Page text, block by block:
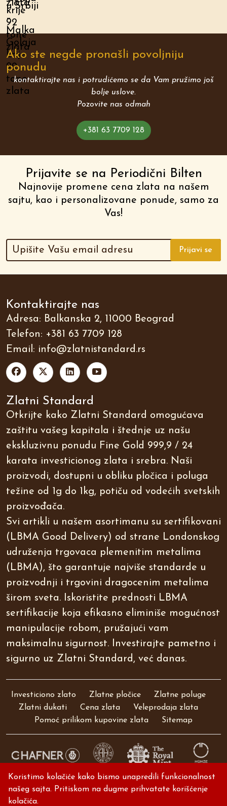
Ako ste negde pronašli povoljniju
ponudu
kontaktirajte nas i potrudićemo se da Vam pružimo još
bolje uslove.
Pozovite nas odmah
+381 63 7709 128
Prijavite se na Periodični Bilten
Najnovije promene cena zlata na našem
sajtu, kao i personalizovane ponude, samo za
Vas!
Prijavi se
Kontaktirajte nas
Adresa: Balkanska 2, 11000 Beograd
Telefon: +381 63 7709 128
Email: info@zlatnistandard.rs
Zlatni Standard
Otkrijte kako Zlatni Standard omogućava
zaštitu vašeg kapitala i štednje uz našu
ekskluzivnu ponudu Fine Gold 999,9 / 24
karata investicionog zlata i srebra. Naši
proizvodi, dostupni u obliku pločica i poluga
težine od 1g do 1kg, potiču od vodećih svetskih
proizvođača.
Svi artikli u našem asortimanu su sertifikovani
(LBMA Good Delivery) od strane Londonskog
udruženja trgovaca plemenitim metalima
(LBMA), što garantuje najviše standarde u
proizvodnji i trgovini dragocenim metalima
širom sveta. Iskoristite prednosti LBMA
sertifikacije koja efikasno eliminiše mogućnost
manipulacije robom, pružajući vam
maksimalnu sigurnost. Investirajte pametno i
sigurno uz Zlatni Standard, već danas.
Investiciono zlato Zlatne pločice
Zlatne poluge
Zlatni dukati
Cena zlata
Veleprodaja zlata
Pomoć prilikom kupovine zlata
Sitemap
© 2024 Zlatni Standard. Sva prava
Koristimo kolačiće kako bismo unapredili funkcionalnost
našeg sajta. Pritiskom na dugme prihvatate korišćenje
kolačića.